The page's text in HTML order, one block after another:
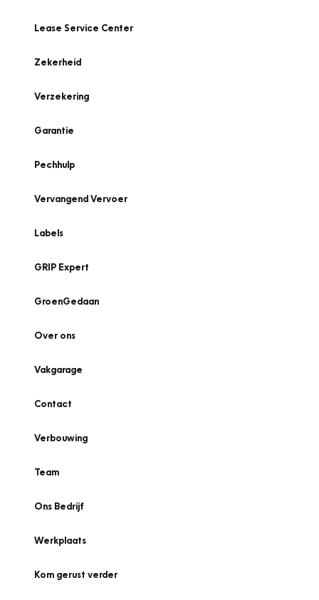
Lease Service Center
Zekerheid
Verzekering
Garantie
Pechhulp
Vervangend Vervoer
Labels
GRIP Expert
GroenGedaan
Over ons
Vakgarage
Contact
Verbouwing
Team
Ons Bedrijf
Werkplaats
Kom gerust verder